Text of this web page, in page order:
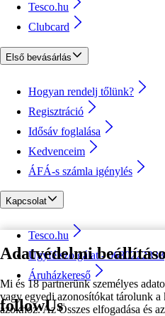
Adatvédelmi
Mi és 18 partnerünk személyes
vagy egyedi azonosítókat tárolunk a
azokhoz. Az Összes elfogadása és
Tesco.hu
Clubcard
Első bevásárlás
Hogyan rendelj tőlünk?
Regisztráció
Idősáv foglalása
Kedvenceim
ÁFÁ-s számla igénylés
Kapcsolat
Tesco.hu
Ügyfélszolgálat - 0680222333
Áruházkereső
followUs